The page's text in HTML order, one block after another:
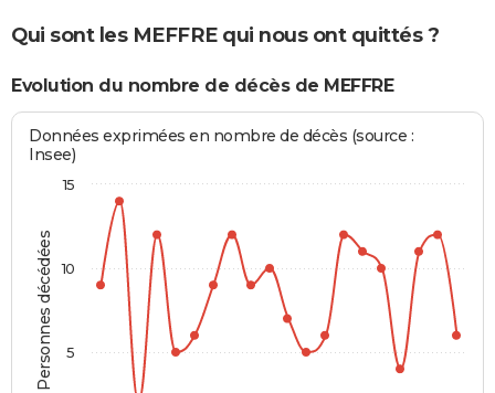
Qui sont les MEFFRE qui nous ont quittés ?
Evolution du nombre de décès de MEFFRE
Personnes décédées
Données exprimées en nombre de décès (source :
Insee)
5
10
15